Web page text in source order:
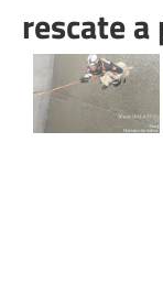
rescate a